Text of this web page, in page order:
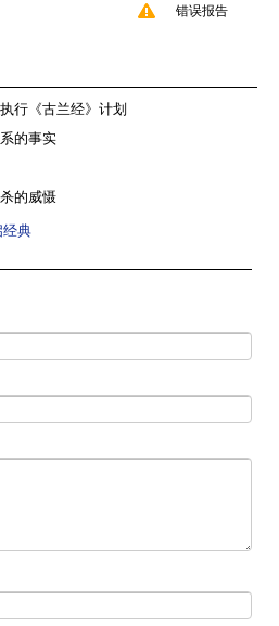
错误报告
行《古兰经》计划
的事实
的威慑
经典